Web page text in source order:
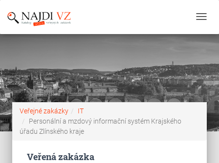
Veřejné zakázky
IT
Personální a mzdový informační systém Krajského
úřadu Zlínského kraje
Veřená zakázka